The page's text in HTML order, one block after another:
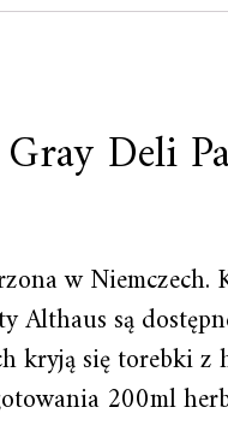
Deli
w
Althaus są
kryją się torebki
200ml